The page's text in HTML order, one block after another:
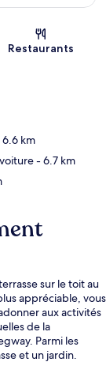
Restaurants
km
- 6.7 km
sur le toit au
appréciable, vous
aux activités
de la
Parmi les
et un jardin.